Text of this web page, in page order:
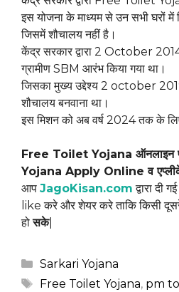
इस योजना के माध्यम से उन सभी घरों में
जिसमें शौचालय नहीं है।
केंद्र सरकार द्वारा 2 October
ग्रामीण SBM आरंभ किया गया था।
जिसका मुख्य उद्देश्य 2 october
शौचालय बनवाना था।
इस मिशन को अब वर्ष 2024 तक के लिए
Free Toilet Yojana ऑनलाइन
Yojana Apply Online व
आप JagoKisan.com द्वारा दी
like करे और शेयर करे ताकि किसी
होसके|
Categories
Sarkari Yojana
Tags
Free Toilet Yojana, pm